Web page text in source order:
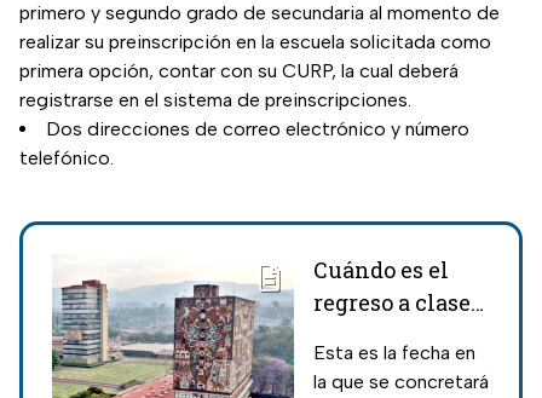
primero y segundo grado de secundaria al momento de
realizar su preinscripción en la escuela solicitada como
primera opción, contar con su CURP, la cual deberá
registrarse en el sistema de preinscripciones.
Dos direcciones de correo electrónico y número
telefónico.
Cuándo es el
regreso a clases
Esta es la fecha en
la que se concretará